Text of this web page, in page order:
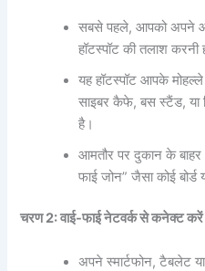
सबसे पहले, आपको अपने
हॉटस्पॉट की तलाश करनी
यह हॉटस्पॉट आपके
साइबर कैफे, बस स्टैंड, या
है।
आमतौर पर दुकान के बाहर
फाई जोन” जैसा कोई बोर्ड
चरण 2:वाई-फाईनेटवर्कसेकनेक्ट
अपने स्मार्टफोन, टैबलेट